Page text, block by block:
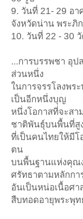
9. วันที่ 21- 29 อ
จังหวัดน่าน พระภิ
10. วันที่ 22 - 30
...การบรรพชา อุ
ส่วนหนึ่ง
ในการจรรโลงพร
เป็นอีกหนึ่งบุญ
หนึ่งโอกาสที่จะสา
ชาติพันธุ์บนพื้นที่สู
ที่เป็นคนไทยให้มีโ
ตน
บนพื้นฐานแห่งคุณ
ศรัทธาตามหลักก
อันเป็นหน่อเนื้อศ
สืบทอดอายุพระพุ